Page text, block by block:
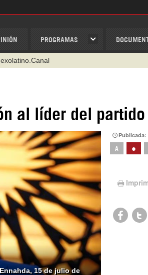
PROGRAMAS
29 404
al líder del partido
15 de julio de
Publicada:
A •